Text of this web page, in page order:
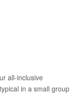
all-inclusive
in a small group